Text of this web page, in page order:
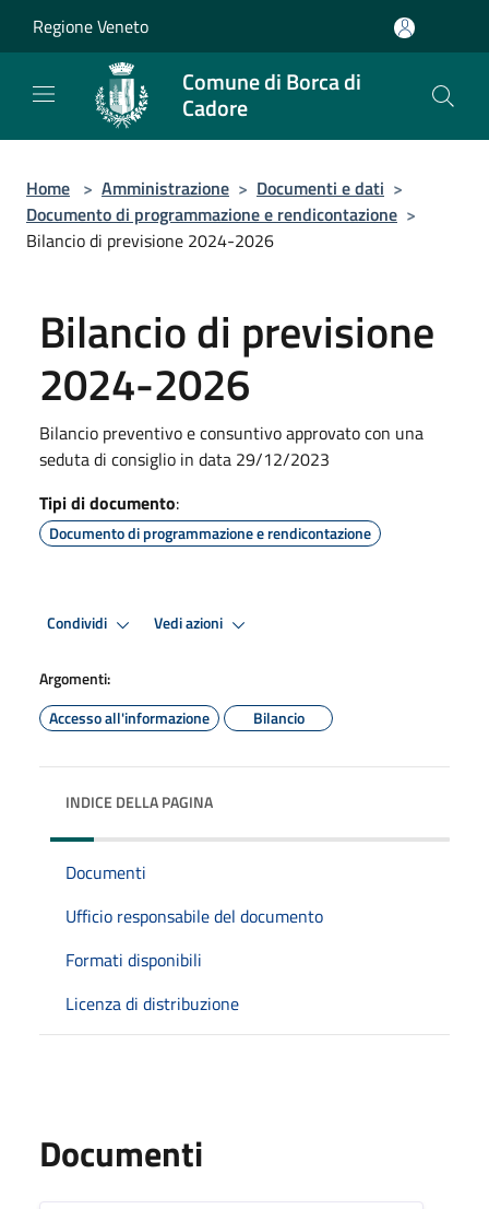
Regione Veneto
Comune di Borca di
Cadore
Home > Amministrazione > Documenti e dati >
Documento di programmazione e rendicontazione >
Bilancio di previsione 2024-2026
Bilancio di previsione
2024-2026
Bilancio preventivo e consuntivo approvato con una
seduta di consiglio in data 29/12/2023
Tipi di documento:
Documento di programmazione e rendicontazione
Condividi Vedi azioni
Argomenti:
Accesso all'informazione
Bilancio
INDICE DELLA PAGINA
Documenti
Ufficio responsabile del documento
Formati disponibili
Licenza di distribuzione
Documenti